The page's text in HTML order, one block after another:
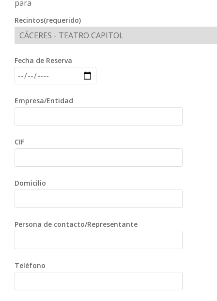
para
Recintos(requerido)
Fecha de Reserva
Empresa/Entidad
CIF
Domicilio
Persona de contacto/Representante
Teléfono